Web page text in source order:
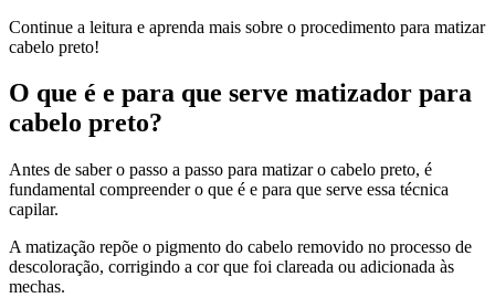
Continue a leitura e aprenda mais sobre o procedimento para matizar
cabelo preto!
O que é e para que serve matizador para
cabelo preto?
Antes de saber o passo a passo para matizar o cabelo preto, é
fundamental compreender o que é e para que serve essa técnica
capilar.
A matização repõe o pigmento do cabelo removido no processo de
descoloração, corrigindo a cor que foi clareada ou adicionada às
mechas.